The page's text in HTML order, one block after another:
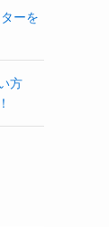
ーを
方